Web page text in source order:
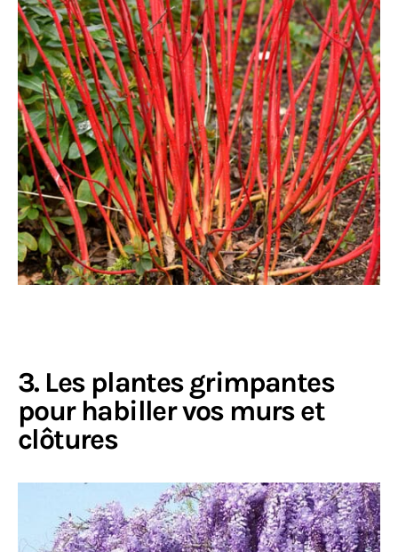
3. Les plantes grimpantes
pour habiller vos murs et
clôtures